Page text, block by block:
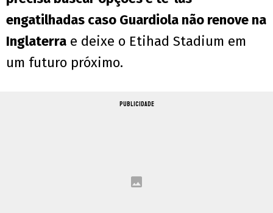
engatilhadas caso Guardiola não renove na
Inglaterra e deixe o Etihad Stadium em
um futuro próximo.
PUBLICIDADE